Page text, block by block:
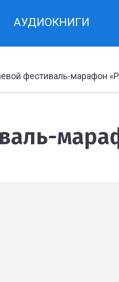
АУДИОКНИГИ
фестиваль-марафон